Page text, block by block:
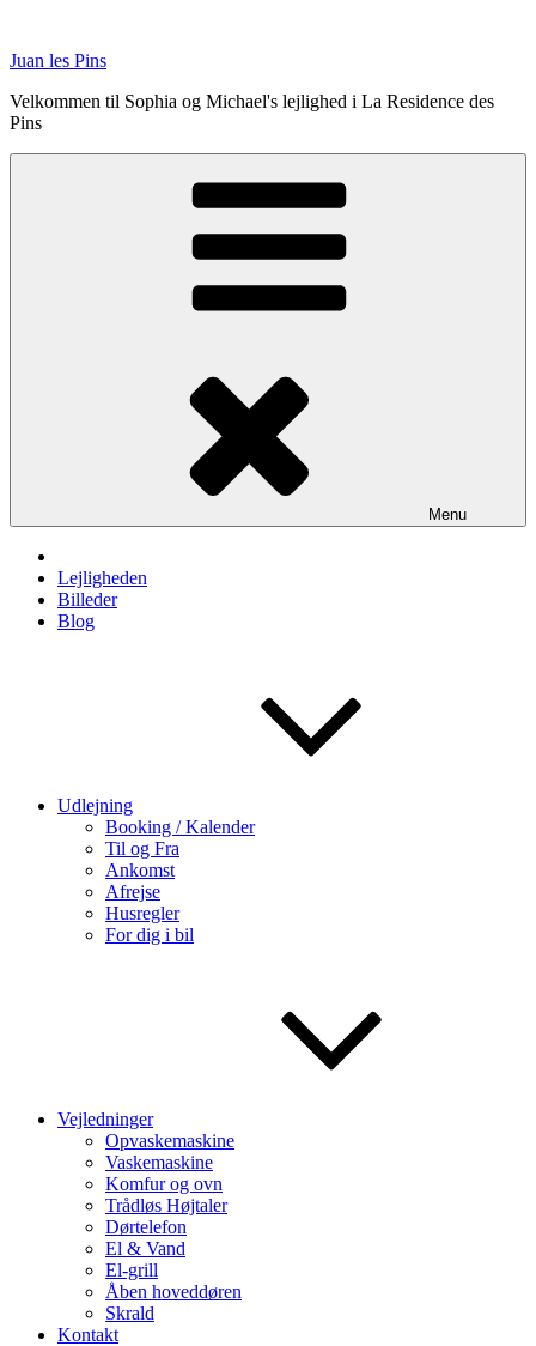
indhold
Juan les Pins
Velkommen til Sophia og Michael's lejlighed i La Residence des
Pins
Menu
Lejligheden
Billeder
Blog
Udlejning
Booking / Kalender
Til og Fra
Ankomst
Afrejse
Husregler
For dig i bil
Vejledninger
Opvaskemaskine
Vaskemaskine
Komfur og ovn
Trådløs Højtaler
Dørtelefon
El & Vand
El-grill
Åben hoveddøren
Skrald
Kontakt